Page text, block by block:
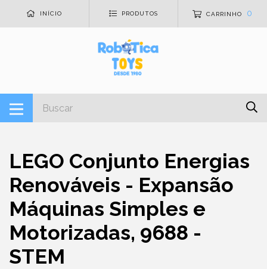
INÍCIO PRODUTOS CARRINHO 0
LEGO Conjunto Energias
Renováveis - Expansão
Máquinas Simples e
Motorizadas, 9688 -
STEM